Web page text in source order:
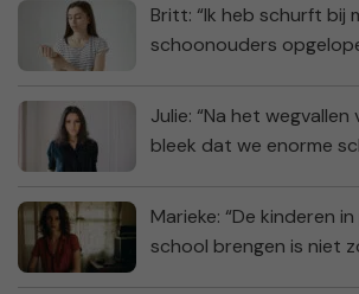
Britt: “Ik heb schurft bij
schoonouders
Julie: “Na het wegvallen
bleek dat we enorme
Marieke: “De kinderen
school brengen is niet